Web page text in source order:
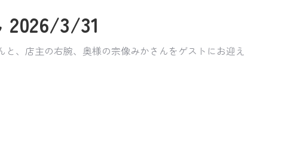
3/31
、店主の右腕、奥様の宗像みかさんをゲストにお迎え